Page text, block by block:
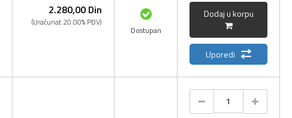
2.280,00 Din
(Uračunat 20.00% PDV)
Dostupan
Dodaj u korpu
Uporedi